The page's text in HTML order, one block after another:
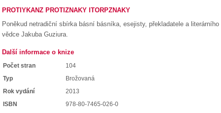
PROTIYKANZ PROTIZNAKY ITORPZNAKY
Poněkud netradiční sbírka básní básníka, esejisty, překladatele a literárního
vědce Jakuba Guziura.
Další informace o knize
Počet stran
104
Typ
Brožovaná
Rok vydání
2013
ISBN
978-80-7465-026-0